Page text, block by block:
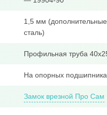
1,5 мм
сталь)
Профильная труба
На опорных
Замок врезной Про Сам